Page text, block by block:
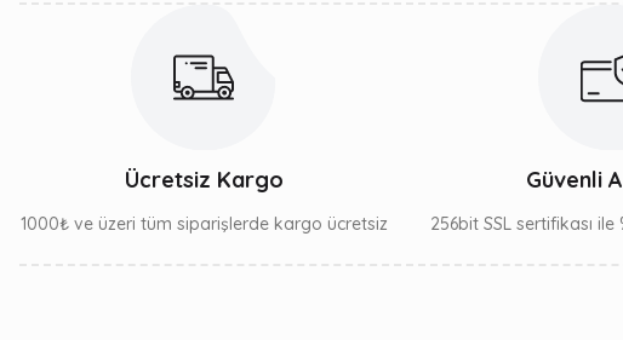
Ücretsiz Kargo
1000₺ ve üzeri tüm siparişlerde kargo ücretsiz
Güvenli
256bit SSL sertifikası ile